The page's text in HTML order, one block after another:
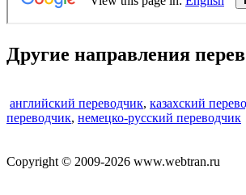
Другие направления
английский переводчик, казахский
переводчик, немецко-русский переводчик
Copyright © 2009-2026 www.webtran.ru